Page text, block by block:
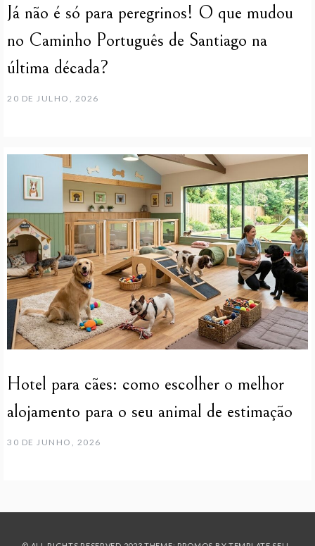
Já não é só para peregrinos! O que mudou
no Caminho Português de Santiago na
última década?
20 DE JULHO, 2026
Hotel para cães: como escolher o melhor
alojamento para o seu animal de estimação
30 DE JUNHO, 2026